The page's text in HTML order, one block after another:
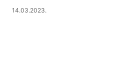
14.03.2023.